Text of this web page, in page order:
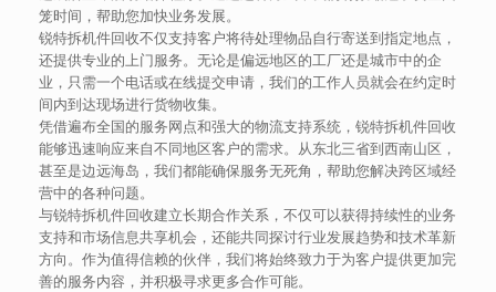
笼时间，帮助您加快业务发展。
锐特拆机件回收不仅支持客户将待处理物品自行寄送到指定地点，
还提供专业的上门服务。无论是偏远地区的工厂还是城市中的企
业，只需一个电话或在线提交申请，我们的工作人员就会在约定时
间内到达现场进行货物收集。
凭借遍布全国的服务网点和强大的物流支持系统，锐特拆机件回收
能够迅速响应来自不同地区客户的需求。从东北三省到西南山区，
甚至是边远海岛，我们都能确保服务无死角，帮助您解决跨区域经
营中的各种问题。
与锐特拆机件回收建立长期合作关系，不仅可以获得持续性的业务
支持和市场信息共享机会，还能共同探讨行业发展趋势和技术革新
方向。作为值得信赖的伙伴，我们将始终致力于为客户提供更加完
善的服务内容，并积极寻求更多合作可能。